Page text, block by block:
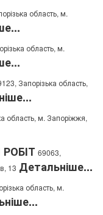
область, м.
область, м.
Запорізька область,
область, м. Запоріжжя,
69063,
13 Детальніше...
область, м.